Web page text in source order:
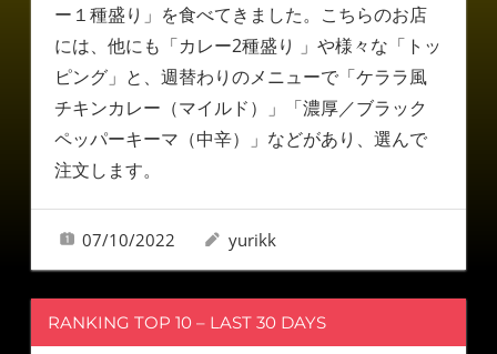
ー１種盛り」を食べてきました。こちらのお店
には、他にも「カレー2種盛り 」や様々な「トッ
ピング」と、週替わりのメニューで「ケララ風
チキンカレー（マイルド）」「濃厚／ブラック
ペッパーキーマ（中辛）」などがあり、選んで
注文します。
07/10/2022 yurikk
RANKING TOP 10 – LAST 30 DAYS